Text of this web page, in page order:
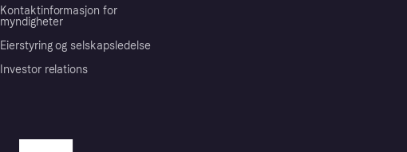
Kontaktinformasjon for
myndigheter
Eierstyring og selskapsledelse
Investor relations